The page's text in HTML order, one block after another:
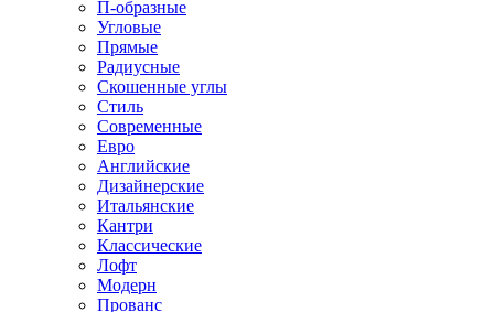
П-образные
Угловые
Прямые
Радиусные
Скошенные углы
Стиль
Современные
Евро
Английские
Дизайнерские
Итальянские
Кантри
Классические
Лофт
Модерн
Прованс